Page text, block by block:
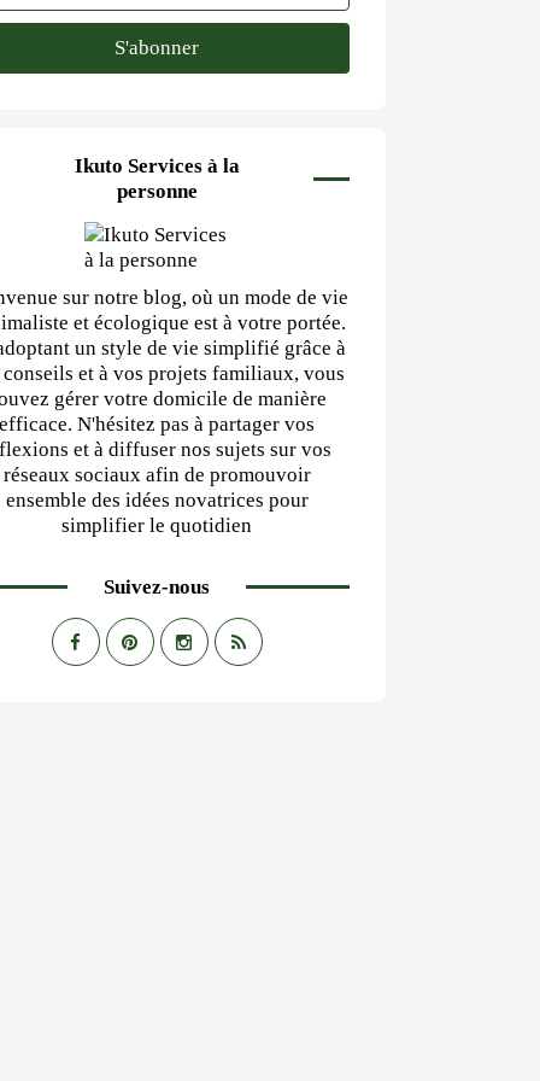
Ikuto Services à la
personne
sur notre blog, où un mode de vie
et écologique est à votre portée.
un style de vie simplifié grâce à
conseils et à vos projets familiaux, vous
gérer votre domicile de manière
efficace. N'hésitez pas à partager vos
et à diffuser nos sujets sur vos
réseaux sociaux afin de promouvoir
ensemble des idées novatrices pour
simplifier le quotidien
Suivez-nous